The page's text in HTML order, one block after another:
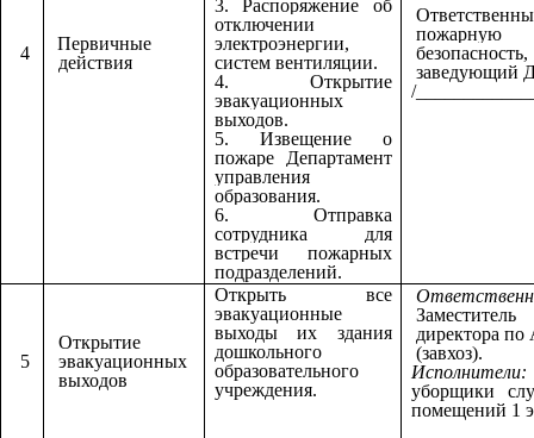
4
Первичные
действия
3. Распоряжение об
отключении
электроэнергии,
систем вентиляции.
4. Открытие
эвакуационных
выходов.
5. Извещение о
пожаре Департамент
управления
образования.
6. Отправка
сотрудника для
встречи пожарных
подразделений.
пожарную
безопасность,
заведующий
/
5
Открытие
эвакуационных
выходов
Открыть все
эвакуационные
выходы их здания
дошкольного
образовательного
учреждения.
Заместитель
директора
(завхоз).
уборщики
помещений 1